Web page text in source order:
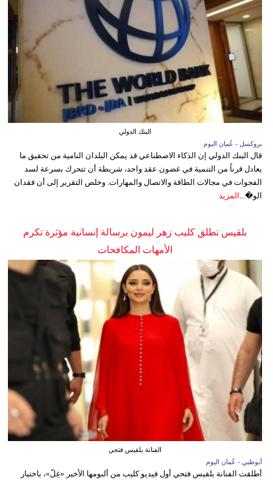
البنك الدولي
بروكسل - عُمان اليوم
قال البنك الدولي إن الذكاء الاصطناعي قد يمكن البلدان النامية من تحقيق ما
يعادل قرناً من التنمية في غضون عقد واحد، شريطة أن تتحرك بسرعة لسد
الفجوات في مجالات الطاقة والاتصال والمهارات. وخلص التقرير إلى أن فقدان
الو�... المزيد
بلقيس تطلق كليب زهر ليمون برسالة إنسانية مؤثرة تكرم
الأمهات المكافحات
الفنانة بلقيس فتحي
أبوظبي - عُمان اليوم
أطلقت الفنانة بلقيس فتحي أول فيديو كليب من ألبومها الأخير «غِلّ»، باختيار